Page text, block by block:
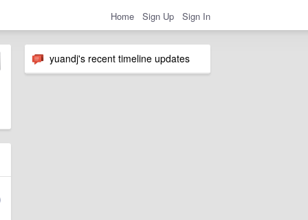
Home Sign Up Sign In
yuandj's recent timeline updates